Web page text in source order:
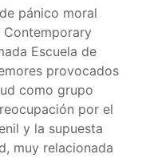
pánico moral
Escuela de
provocados
como grupo
por el
y la supuesta
muy relacionada